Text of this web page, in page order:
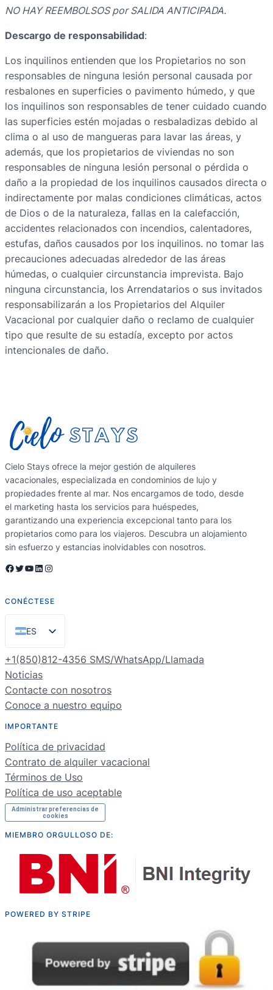
NO HAY REEMBOLSOS por SALIDA ANTICIPADA.
Descargo de responsabilidad:
Los inquilinos entienden que los Propietarios no son
responsables de ninguna lesión personal causada por
resbalones en superficies o pavimento húmedo, y que
los inquilinos son responsables de tener cuidado cuando
las superficies estén mojadas o resbaladizas debido al
clima o al uso de mangueras para lavar las áreas, y
además, que los propietarios de viviendas no son
responsables de ninguna lesión personal o pérdida o
daño a la propiedad de los inquilinos causados directa o
indirectamente por malas condiciones climáticas, actos
de Dios o de la naturaleza, fallas en la calefacción,
accidentes relacionados con incendios, calentadores,
estufas, daños causados por los inquilinos. no tomar las
precauciones adecuadas alrededor de las áreas
húmedas, o cualquier circunstancia imprevista. Bajo
ninguna circunstancia, los Arrendatarios o sus invitados
responsabilizarán a los Propietarios del Alquiler
Vacacional por cualquier daño o reclamo de cualquier
tipo que resulte de su estadía, excepto por actos
intencionales de daño.
Cielo Stays ofrece la mejor gestión de alquileres
vacacionales, especializada en condominios de lujo y
propiedades frente al mar. Nos encargamos de todo, desde
el marketing hasta los servicios para huéspedes,
garantizando una experiencia excepcional tanto para los
propietarios como para los viajeros. Descubra un alojamiento
sin esfuerzo y estancias inolvidables con nosotros.
Facebook Twitter YouTube LinkedIn Instagram
CONÉCTESE
ES
EN
PT
FR
DE
NL
RU
+1(850)812-4356 SMS/WhatsApp/Llamada
Noticias
Contacte con nosotros
Conoce a nuestro equipo
IMPORTANTE
Política de privacidad
Contrato de alquiler vacacional
Términos de Uso
Política de uso aceptable
Administrar preferencias de
cookies
MIEMBRO ORGULLOSO DE:
POWERED BY STRIPE